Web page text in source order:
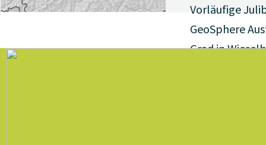
Vorläufige
GeoSphere
Grad in